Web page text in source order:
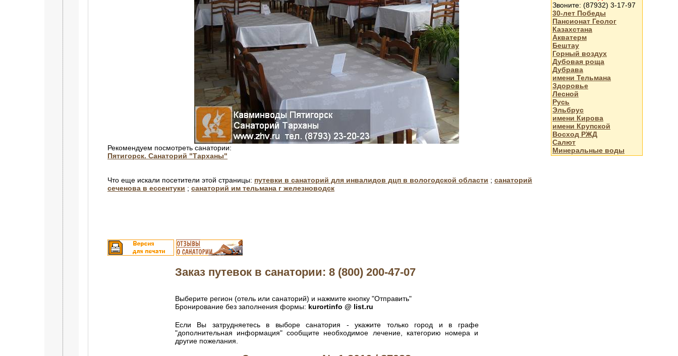
Рекомендуем посмотреть санатории:
Пятигорск. Санаторий "Тарханы"
Что еще искали посетители этой страницы: путевки в санаторий для инвалидов дцп в вологодской области ; санаторий
сеченова в ессентуки ; санаторий им тельмана г железноводск
Заказ путевок в санатории: 8 (800) 200-47-07
Выберите регион (отель или санаторий) и нажмите кнопку "Отправить"
Бронирование без заполнения формы: kurortinfo @ list.ru
Если Вы затрудняетесь в выборе санатория - укажите только город и в графе
"дополнительная информация" сообщите необходимое лечение, категорию номера и
другие пожелания.
Звоните: (87932) 3-17-97
30-лет Победы
Пансионат Геолог
Казахстана
Акватерм
Бештау
Горный воздух
Дубовая роща
Дубрава
имени Тельмана
Здоровье
Лесной
Русь
Эльбрус
имени Кирова
имени Крупской
Восход РЖД
Салют
Минеральные воды